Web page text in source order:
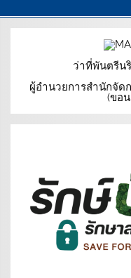
ว่าที่พันตรีน
ผู้อำนวยการสำนักจัด
(ขอ